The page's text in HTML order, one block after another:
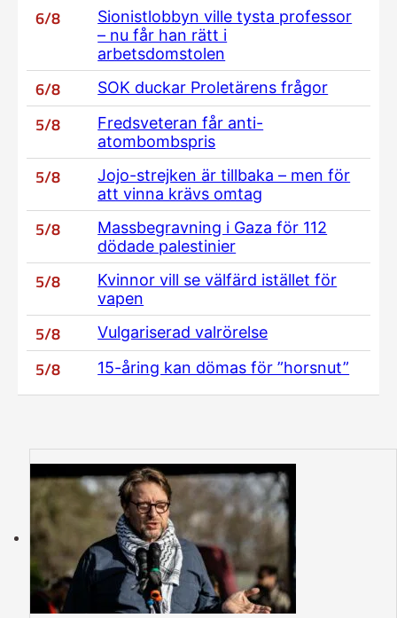
6/8
Sionistlobbyn ville tysta professor
– nu får han rätt i
arbetsdomstolen
6/8 SOK duckar Proletärens frågor
5/8
Fredsveteran får anti-
atombombspris
5/8
Jojo-strejken är tillbaka – men för
att vinna krävs omtag
5/8
Massbegravning i Gaza för 112
dödade palestinier
5/8
Kvinnor vill se välfärd istället för
vapen
5/8 Vulgariserad valrörelse
5/8 15-åring kan dömas för ”horsnut”